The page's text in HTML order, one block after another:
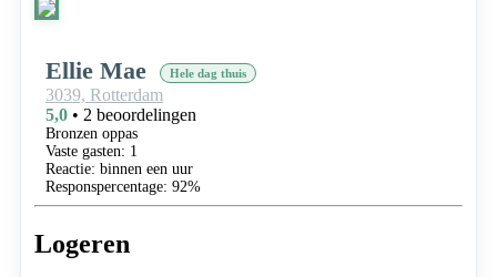
Ellie Mae Hele dag thuis
3039, Rotterdam
5,0 • 2 beoordelingen
Bronzen oppas
Vaste gasten: 1
Reactie: binnen een uur
Responspercentage: 92%
Logeren